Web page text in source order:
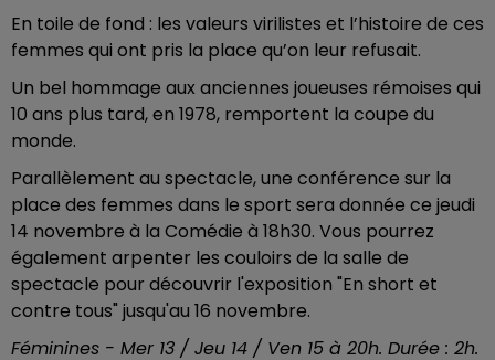
En toile de fond : les valeurs virilistes et l’histoire de ces
femmes qui ont pris la place qu’on leur refusait.
Un bel hommage aux anciennes joueuses rémoises qui
10 ans plus tard, en 1978, remportent la coupe du
monde.
Parallèlement au spectacle, une conférence sur la
place des femmes dans le sport sera donnée ce jeudi
14 novembre à la Comédie à 18h30. Vous pourrez
également arpenter les couloirs de la salle de
spectacle pour découvrir l'exposition "En short et
contre tous" jusqu'au 16 novembre.
Féminines - Mer 13 / Jeu 14 / Ven 15 à 20h. Durée : 2h.